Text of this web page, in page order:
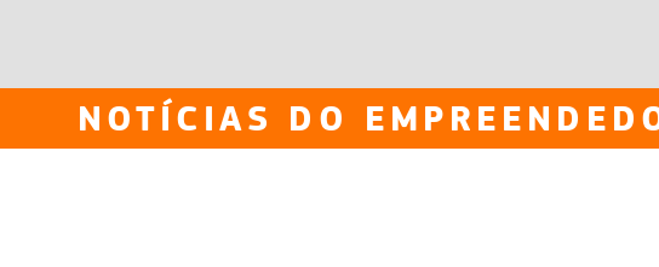
NOTÍCIAS DO